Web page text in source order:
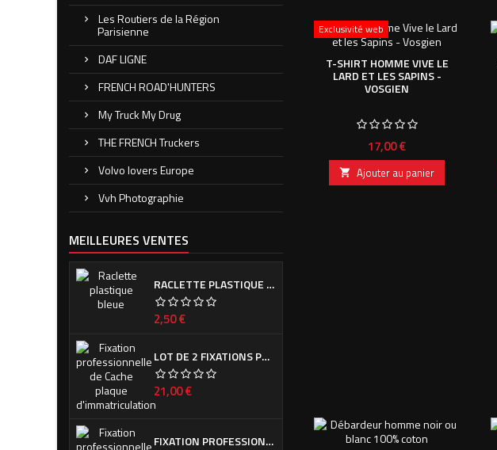
Les Routiers de la Région
Parisienne
DAF LIGNE
FRENCH ROAD'HUNTERS
My Truck My Drug
THE FRENCH Truckers
Volvo lovers Europe
Vvh Photographie
MEILLEURES VENTES
RACLETTE PLASTIQUE BLEUE (OU VERTE SUIVANT ARRIVAGE)
Prix
2,50 €
LOT DE 2 FIXATIONS PROFESSIONNELLES DE CACHE PLAQUE D'IMMATRICULATION
Prix
21,00 €
FIXATION PROFESSIONNELLE DE CACHE PLAQUE D'IMMATRICULATION
Exclusivité web
T-SHIRT HOMME VIVE LE
LARD ET LES SAPINS -
VOSGIEN
Prix
17,00 €
 Ajouter au panier